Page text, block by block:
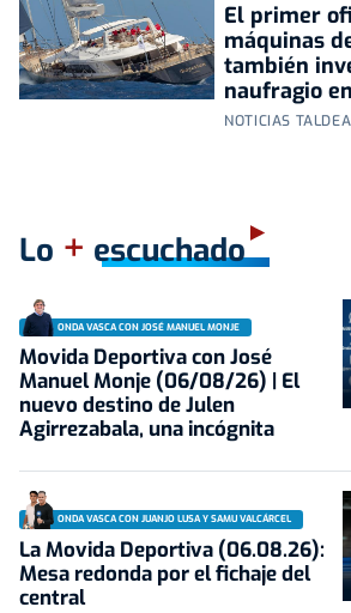
El primer
máquinas
también
naufragio
NOTICIAS
Lo + escuchado
ONDA VASCA CON JOSÉ MANUEL MONJE
Movida Deportiva con José
Manuel Monje (06/08/26) | El
nuevo destino de Julen
Agirrezabala, una incógnita
ONDA VASCA CON JUANJO LUSA Y SAMU VALCÁRCEL
La Movida Deportiva (06.08.26):
Mesa redonda por el fichaje del
central